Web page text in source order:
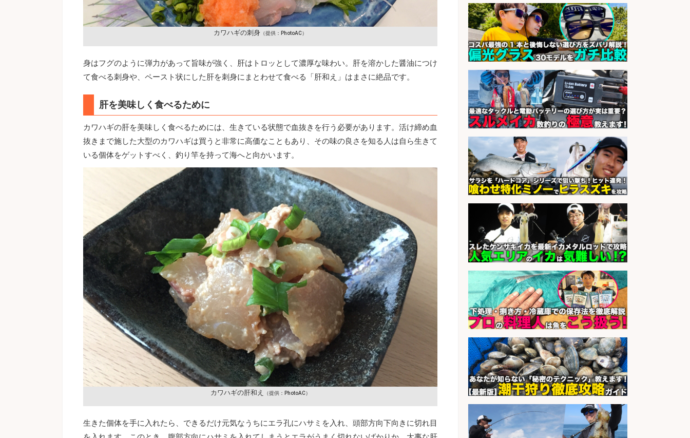
カワハギの刺身 （提供：PhotoAC）
身はフグのように弾力があって旨味が強く、肝はトロッとして濃厚な味わい。肝を溶かした醤油につけ
て食べる刺身や、ペースト状にした肝を刺身にまとわせて食べる「肝和え」はまさに絶品です。
肝を美味しく食べるために
カワハギの肝を美味しく食べるためには、生きている状態で血抜きを行う必要があります。活け締め血
抜きまで施した大型のカワハギは買うと非常に高価なこともあり、その味の良さを知る人は自ら生きて
いる個体をゲットすべく、釣り竿を持って海へと向かいます。
カワハギの肝和え （提供：PhotoAC）
生きた個体を手に入れたら、できるだけ元気なうちにエラ孔にハサミを入れ、頭部方向下向きに切れ目
ッフ/未経験歓迎×残業少なめ×車通
勤OK/鹿児島県/志布志市
会社名 株式会社ホットスタッフ鹿児島
sponsored by 求人ボックス
語学力を活かせるフィッシング用品
の「海外営業」/年休125日
会社名 株式会社ジャッカル
sponsored by 求人ボックス
営業事務/「大津市」「時給1,300
円」小野駅徒歩6分/釣り具メーカー
の物流事務・営業アシスタント/土
日祝休み×大型連休あり×残業なし/
滋賀県/大津市
会社名 株式会社ホットスタッフ滋賀
sponsored by 求人ボックス
さらに求人情報を見る